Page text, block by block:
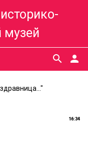
музей
person
search
16:34